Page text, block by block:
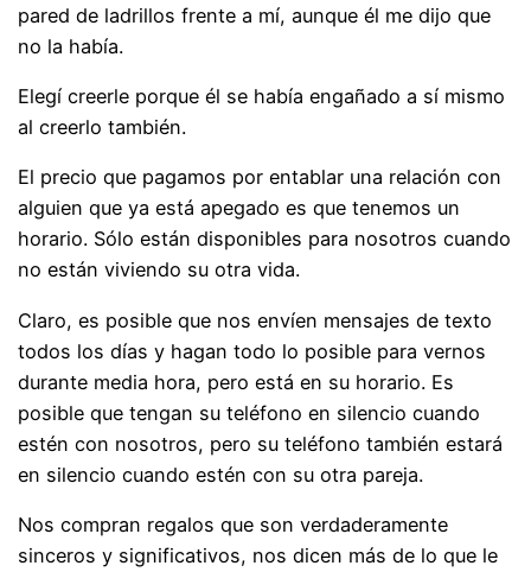
pared de ladrillos frente a mí, aunque él me dijo que
no la había.
Elegí creerle porque él se había engañado a sí mismo
al creerlo también.
El precio que pagamos por entablar una relación con
alguien que ya está apegado es que tenemos un
horario. Sólo están disponibles para nosotros cuando
no están viviendo su otra vida.
Claro, es posible que nos envíen mensajes de texto
todos los días y hagan todo lo posible para vernos
durante media hora, pero está en su horario. Es
posible que tengan su teléfono en silencio cuando
estén con nosotros, pero su teléfono también estará
en silencio cuando estén con su otra pareja.
Nos compran regalos que son verdaderamente
sinceros y significativos, nos dicen más de lo que le